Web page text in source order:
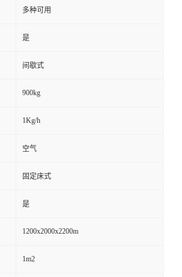
多种可用
是
间歇式
900kg
1Kg/h
空气
固定床式
是
1200x2000x2200m
1m2